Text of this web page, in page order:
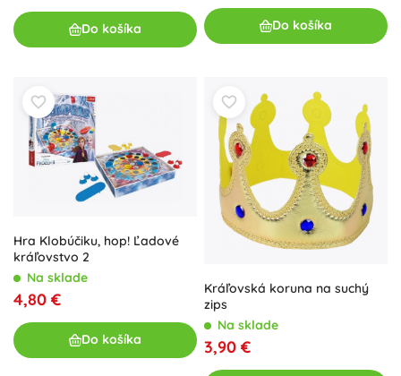
Do košíka Do košíka
Hra Klobúčiku, hop! Ľadové
kráľovstvo 2
Na sklade
4,80 €
Do košíka
Kráľovská koruna na suchý
zips
Na sklade
3,90 €